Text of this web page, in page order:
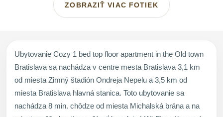
ZOBRAZIŤ VIAC FOTIEK
Ubytovanie Cozy 1 bed top floor apartment in the Old town
Bratislava sa nachádza v centre mesta Bratislava 3,1 km
od miesta Zimný štadión Ondreja Nepelu a 3,5 km od
miesta Bratislava hlavná stanica. Toto ubytovanie sa
nachádza 8 min. chôdze od miesta Michalská brána a na